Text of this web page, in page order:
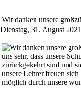
Wir danken unsere
Dienstag, 31. August 2021
uns sehr, dass unsere
zurückgekehrt sind und
unsere Lehrer freuen
möglich durch unsere